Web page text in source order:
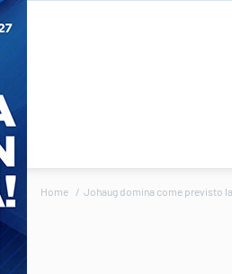
Home Johaug domina come previsto